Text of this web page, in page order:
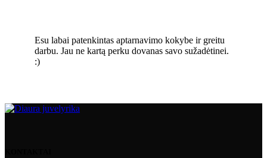
Esu labai patenkintas aptarnavimo kokybe ir greitu
darbu. Jau ne kartą perku dovanas savo sužadėtinei.
:)